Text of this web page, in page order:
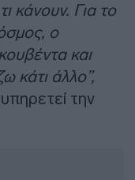
κάνουν. Για το
ο
και
κάτι άλλο”,
την